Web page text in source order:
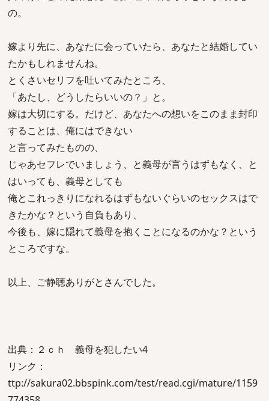
の。
嫁より先に、あなたに会っていたら、あなたと結婚してい
たかもしれませんね。
とくさいセリフを吐いてみたところ、
「あたし、どうしたらいいの？」と。
嫁は大切にする。だけど、あなたへの想いをこのまま封印
することは、俺にはできない
と言ってみたものの、
じゃあセフレでいましょう、と義母が言うはずもなく、と
はいっても、義母としても
俺とこれっきりになれるはずもないぐらいのセックスはで
きたかな？という自負もあり、
今後も、嫁に隠れて義母を抱くことになるのかな？という
ところですな。
以上、ご静聴ありがとさんでした。
出典：２ｃｈ 義母を犯したい4
リンク：
ttp://sakura02.bbspink.com/test/read.cgi/mature/1159